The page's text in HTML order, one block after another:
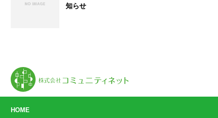
知らせ
HOME